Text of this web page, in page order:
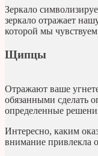
Зеркало
зеркало отражает
которой мы
Щипцы
Отражают ваше
обязанными сделать
определенные
Интересно, каким
внимание привлекла